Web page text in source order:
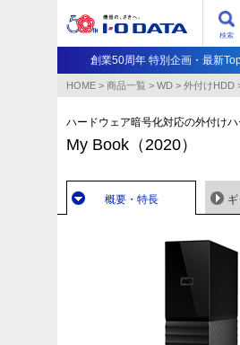
検索
創業50周年 特別企画・最新
HOME > 商品一覧 > WD > 外付けHDD
ハードウェア暗号化対応の外付け
My Book（2020）
概要・特長